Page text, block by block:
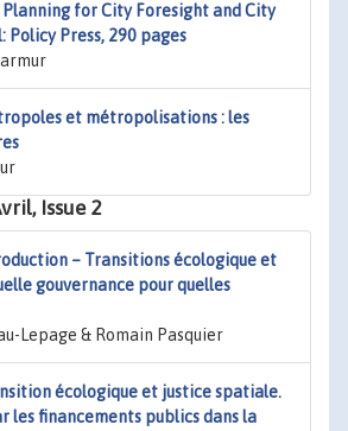
Planning for City Foresight and City
Policy Press, 290 pages
et métropolisations : les
Issue 2
– Transitions écologique et
gouvernance pour quelles
Lepage & Romain Pasquier
écologique et justice spatiale.
les financements publics dans la